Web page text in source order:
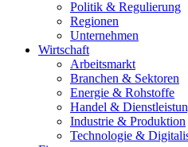
Politik & Regulierung
Regionen
Unternehmen
Wirtschaft
Arbeitsmarkt
Branchen & Sektoren
Energie & Rohstoffe
Handel &
Industrie & Produktion
Technologie &